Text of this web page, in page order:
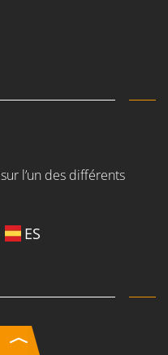
l’un des différents
ES